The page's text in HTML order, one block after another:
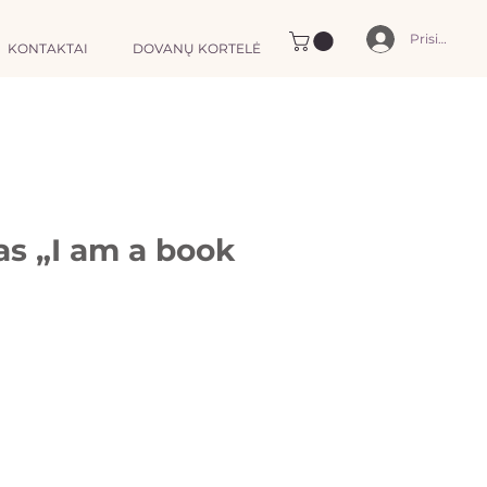
KONTAKTAI DOVANŲ KORTELĖ
Prisijungti
„I am a book